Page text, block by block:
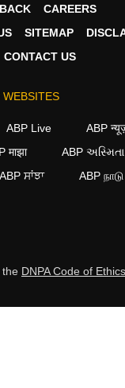
CAREERS
SITEMAP
CONTACT US
ABP Live
ABP
माझा
ABP અસ્મિતા
ABP ਸਾਂਝਾ ABP நாடு
the DNPA Code of Ethics.